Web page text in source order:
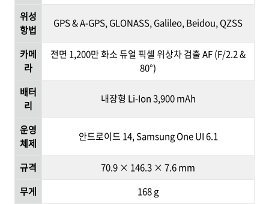
위성
항법
GPS & A-GPS, GLONASS, Galileo, Beidou, QZSS
카메
라
전면 1,200만 화소 듀얼 픽셀 위상차 검출 AF (F/2.2 &
80°)
배터
리
내장형 Li-Ion 3,900 mAh
운영
체제
안드로이드 14, Samsung One UI 6.1
규격
70.9 × 146.3 × 7.6 mm
무게
168 g